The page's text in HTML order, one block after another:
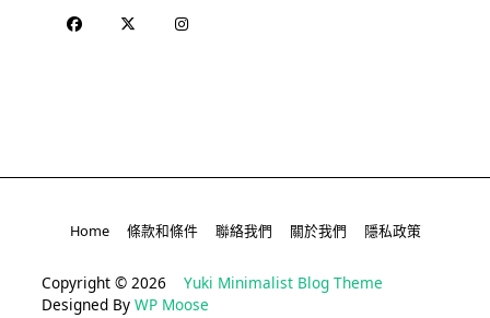
Home 條款和條件 聯絡我們 關於我們 隱私政策
Copyright © 2026 Yuki Minimalist Blog Theme
Designed By WP Moose